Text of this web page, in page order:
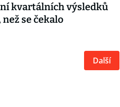
kvartálních výsledků
se čekalo
Další